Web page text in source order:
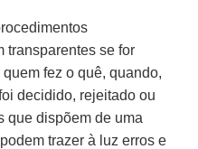
transparentes se for
fez o quê, quando,
decidido, rejeitado ou
que dispõem de uma
trazer à luz erros e